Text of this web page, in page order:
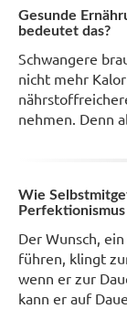
Gesunde
bedeutet das?
Schwangere
nicht mehr
nehmen. Denn
Wie
Der Wunsch,
führen, klingt
wenn er zur
kann er auf